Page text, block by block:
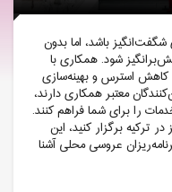
باشد، اما بدون
شود. همکاری با
کاهش استرس و بهینه‌سازی
معتبر همکاری دارند،
را برای شما فراهم کنند.
ترکیه برگزار کنید، این
عروسی محلی آشنا